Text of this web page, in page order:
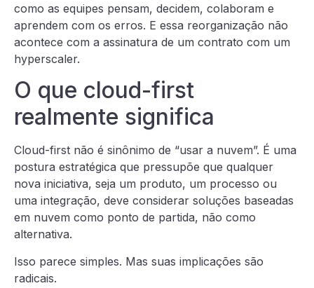
como as equipes pensam, decidem, colaboram e
aprendem com os erros. E essa reorganização não
acontece com a assinatura de um contrato com um
hyperscaler.
O que cloud-first
realmente significa
Cloud-first não é sinônimo de “usar a nuvem”. É uma
postura estratégica que pressupõe que qualquer
nova iniciativa, seja um produto, um processo ou
uma integração, deve considerar soluções baseadas
em nuvem como ponto de partida, não como
alternativa.
Isso parece simples. Mas suas implicações são
radicais.